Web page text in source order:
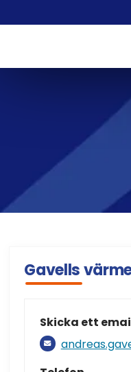
Gavells
Skicka ett